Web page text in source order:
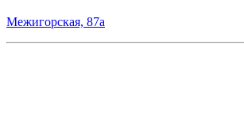
Межигорская, 87а